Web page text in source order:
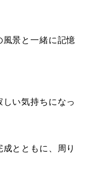
景と一緒に記憶
い気持ちになっ
とともに、周り